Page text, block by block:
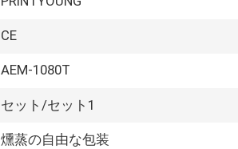
CE
AEM-1080T
セット/セット1
燻蒸の自由な包装